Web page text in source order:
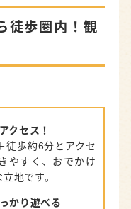
徒歩圏内！観
クセス！
徒歩約6分とアクセ
やすく、おでかけ
地です。
かり遊べる